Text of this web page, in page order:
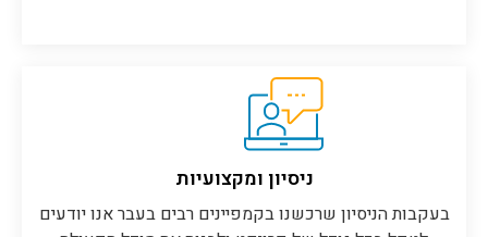
ניסיון ומקצועיות
בעקבות הניסיון שרכשנו בקמפיינים רבים בעבר אנו יודעים